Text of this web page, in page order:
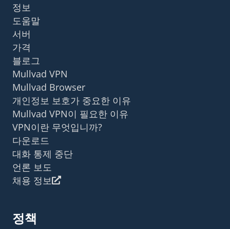
정보
도움말
서버
가격
블로그
Mullvad VPN
Mullvad Browser
개인정보 보호가 중요한 이유
Mullvad VPN이 필요한 이유
VPN이란 무엇입니까?
다운로드
대화 통제 중단
언론 보도
채용 정보
정책